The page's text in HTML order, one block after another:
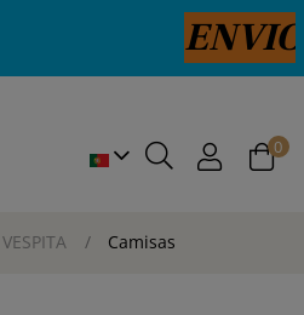
PORTUGAL
0
Camisas